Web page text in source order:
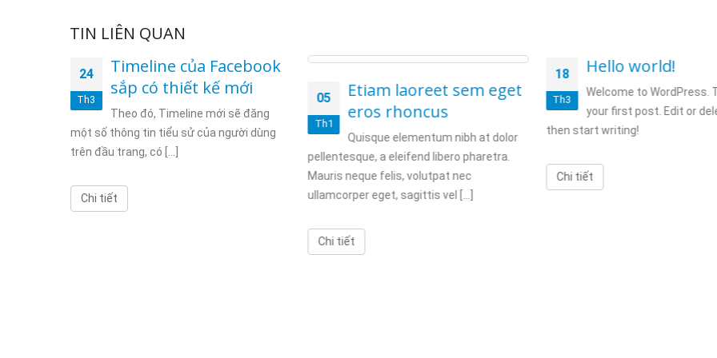
TIN LIÊN QUAN
24
Th3
Timeline của Facebook
sắp có thiết kế mới
Theo đó, Timeline mới sẽ đăng
một số thông tin tiểu sử của người dùng
trên đầu trang, có [...]
Chi tiết
05
Th1
Etiam laoreet sem eget
eros rhoncus
Quisque elementum nibh at dolor
pellentesque, a eleifend libero pharetra.
Mauris neque felis, volutpat nec
ullamcorper eget, sagittis vel [...]
Chi tiết
18
Th3
Hello world!
Welcome to WordPress.
your first post. Edit or
then start writing!
Chi tiết